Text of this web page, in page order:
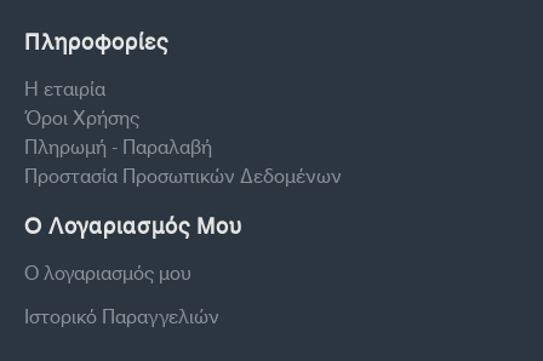
Πληροφορίες
Η εταιρία
Όροι Χρήσης
Πληρωμή - Παραλαβή
Προστασία Προσωπικών Δεδομένων
Ο Λογαριασμός Μου
Ο λογαριασμός μου
Ιστορικό Παραγγελιών